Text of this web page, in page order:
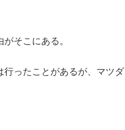
そこにある。
ったことがあるが、マツダ